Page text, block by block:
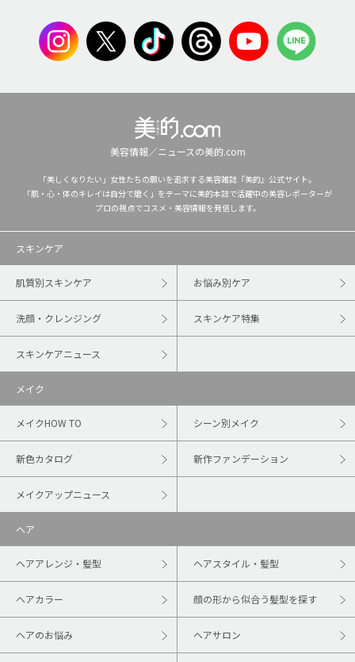
美容情報／ニュースの美的.com
「美しくなりたい」女性たちの願いを追求する美容雑誌『美的』公式サイト。
「肌・心・体のキレイは自分で磨く」をテーマに美的本誌で活躍中の美容レポーターが
プロの視点でコスメ・美容情報を発信します。
スキンケア
肌質別スキンケア お悩み別ケア
洗顔・クレンジング スキンケア特集
スキンケアニュース
メイク
メイクHOW TO シーン別メイク
新色カタログ 新作ファンデーション
メイクアップニュース
ヘア
ヘアアレンジ・髪型 ヘアスタイル・髪型
ヘアカラー 顔の形から似合う髪型を探す
ヘアのお悩み ヘアサロン